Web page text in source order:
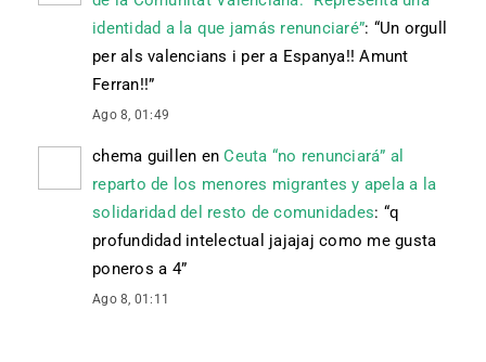
identidad a la que jamás renunciaré”: “Un orgull
per als valencians i per a Espanya!! Amunt
Ferran!!”
Ago 8, 01:49
chema guillen enCeuta “no renunciará” al
reparto de los menores migrantes y apela a la
solidaridad del resto de comunidades: “q
profundidad intelectual jajajaj como me gusta
poneros a 4”
Ago 8, 01:11